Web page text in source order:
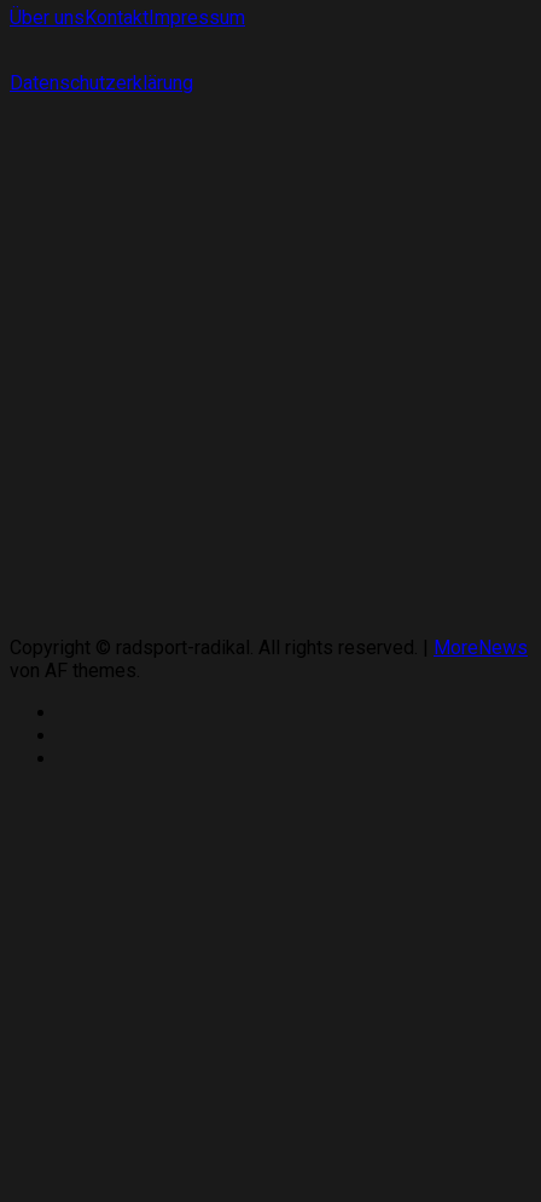
Über unsKontaktImpressum
Datenschutzerklärung
Copyright © radsport-radikal. All rights reserved. | MoreNews
von AF themes.